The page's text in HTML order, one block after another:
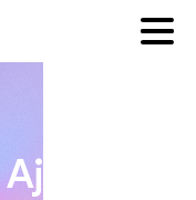
Ajansı